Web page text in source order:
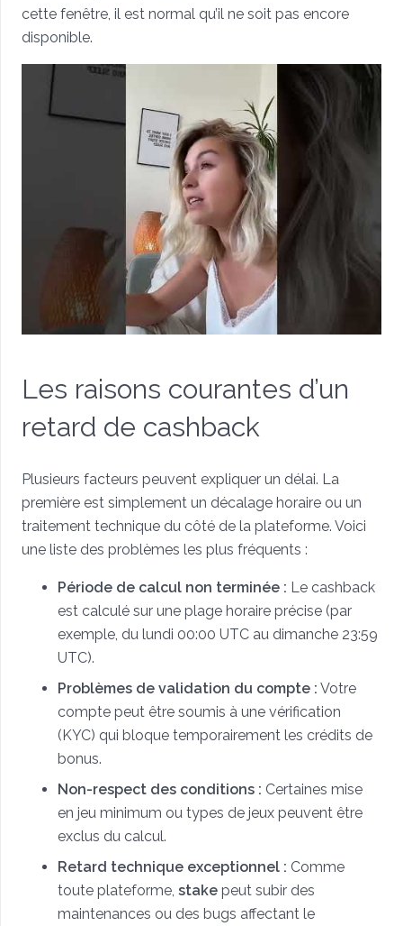
cette fenêtre, il est normal qu’il ne soit pas encore
disponible.
Les raisons courantes d’un
retard de cashback
Plusieurs facteurs peuvent expliquer un délai. La
première est simplement un décalage horaire ou un
traitement technique du côté de la plateforme. Voici
une liste des problèmes les plus fréquents :
Période de calcul non terminée : Le cashback
est calculé sur une plage horaire précise (par
exemple, du lundi 00:00 UTC au dimanche 23:59
UTC).
Problèmes de validation du compte : Votre
compte peut être soumis à une vérification
(KYC) qui bloque temporairement les crédits de
bonus.
Non-respect des conditions : Certaines mise
en jeu minimum ou types de jeux peuvent être
exclus du calcul.
Retard technique exceptionnel : Comme
toute plateforme, stake peut subir des
maintenances ou des bugs affectant le